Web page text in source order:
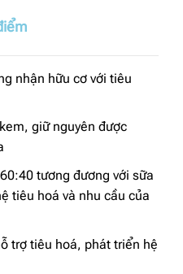
nhận hữu cơ với tiêu
giữ nguyên được
tương đương với sữa
tiêu hoá và nhu cầu của
trợ tiêu hoá, phát triển hệ